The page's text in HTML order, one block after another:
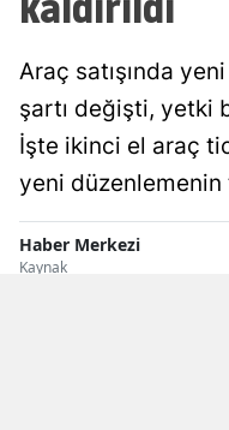
Araç satışında
şartı değişti, yetki
İşte ikinci el araç
yeni düzenlemenin
Haber Merkezi
Kaynak